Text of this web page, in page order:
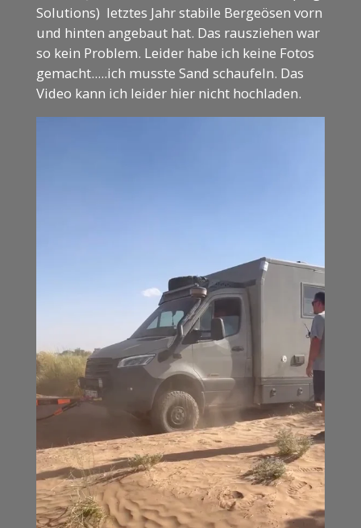
Solutions) letztes Jahr stabile Bergeösen vorn
und hinten angebaut hat. Das rausziehen war
so kein Problem. Leider habe ich keine Fotos
gemacht.....ich musste Sand schaufeln. Das
Video kann ich leider hier nicht hochladen.